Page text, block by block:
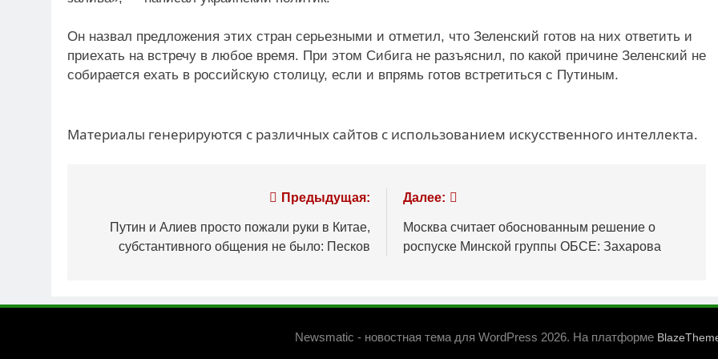
Он назвал предложения этих стран серьезными и отметил, что Зеленский готов на них ответить и
приехать на встречу в любое время. При этом Сибига не разъяснил, по какой причине Зеленский не
собирается ехать в российскую столицу, если и впрямь готов встретиться с Путиным.
Материалы генерируются с различных сайтов с использованием искусственного интеллекта.
записям
Предыдущая:
Путин и Алиев просто пожали руки в Китае,
субстантивного общения не было: Песков
Далее:
Москва считает обоснованным решение о
роспуске Минской группы ОБСЕ: Захарова
Newsmatic - новостная тема для WordPress 2026. На платформе